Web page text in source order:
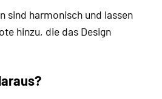
sind harmonisch und lassen
hinzu, die das Design